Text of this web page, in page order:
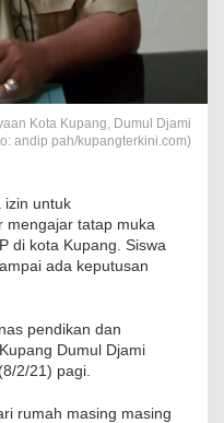
Kota Kupang, Dumul Djami
andip pah/kupangterkini.com)
izin untuk
mengajar tatap muka
di kota Kupang. Siswa
ada keputusan
pendikan dan
Dumul Djami
2/21) pagi.
rumah masing masing